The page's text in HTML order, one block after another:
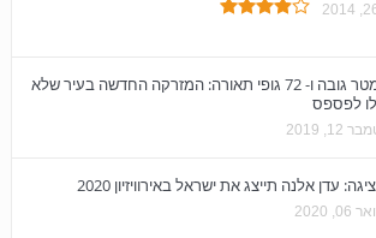
14 מטר גובה ו- 72 גופי תאורה: המזרקה החדשה בעיר שלא
לפספס
2019
עדן אלנה תייצג את ישראל באירוויזיון 2020
2020